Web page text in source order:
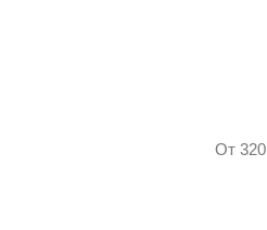
От 320